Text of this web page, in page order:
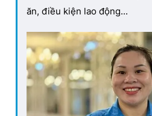
ăn, điều kiện lao động...